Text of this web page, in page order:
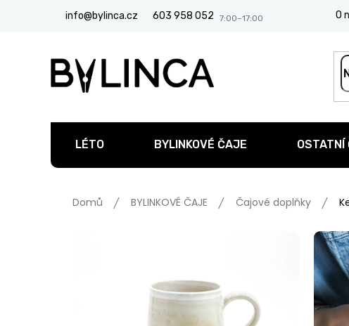
603 958 052
info@bylinca.cz O
LÉTO BYLINKOVÉ ČAJE OSTATNÍ
Domů BYLINKOVÉ ČAJE Čajové doplňky